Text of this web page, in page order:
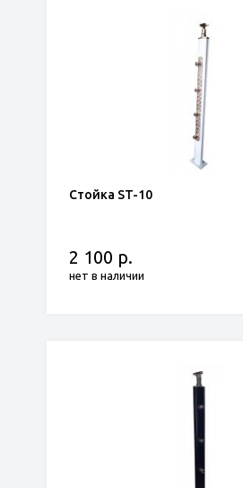
Стойка ST-10
2 100 р.
нет в наличии